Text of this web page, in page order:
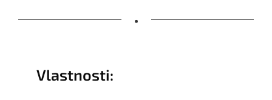
•
Vlastnosti: